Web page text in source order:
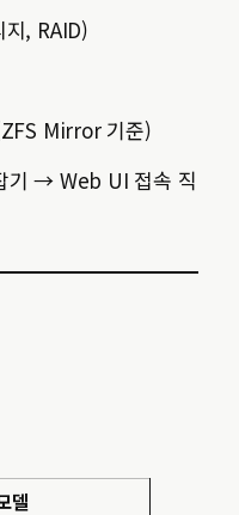
, RAID)
Mirror 기준)
기 → Web UI 접속 직
델